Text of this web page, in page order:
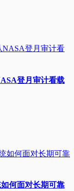
登月审计看载
何面对长期可靠